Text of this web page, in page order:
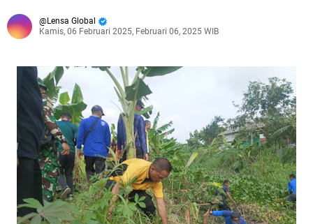
Lensa Global
Kamis, 06 Februari 2025, Februari 06, 2025 WIB